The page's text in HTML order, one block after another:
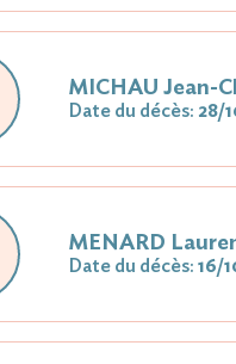
MICHAU Jean-
Date du décès: 28/
MENARD
Date du décès: 16/